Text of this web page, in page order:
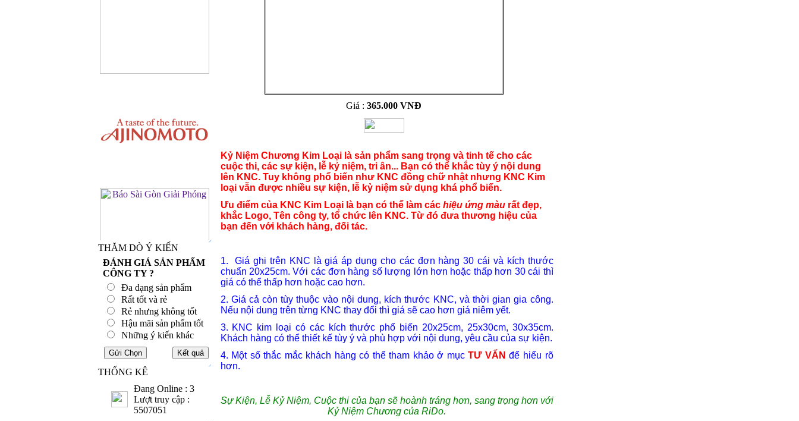
THĂM DÒ Ý KIẾN
ĐÁNH GIÁ SẢN PHẨM
CÔNG TY ?
Đa dạng sản phẩm
Rất tốt và rẻ
Rẻ nhưng không tốt
Hậu mãi sản phẩm tốt
Những ý kiến khác
THỐNG KÊ
Đang Online : 3
Lượt truy cập :
5507051
Giá : 365.000 VNĐ
Kỷ Niệm Chương Kim Loại là sản phẩm sang trọng và tinh tế cho các
cuộc thi, các sự kiện, lễ kỷ niệm, tri ân... Bạn có thể khắc tùy ý nội dung
lên KNC. Tuy không phổ biến như KNC đồng chữ nhật nhưng KNC Kim
loại vẫn được nhiều sự kiện, lễ kỷ niệm sử dụng khá phổ biến.
Ưu điểm của KNC Kim Loại là bạn có thể làm các hiệu ứng màurất đẹp,
khắc Logo, Tên công ty, tổ chức lên KNC. Từ đó đưa thương hiệu của
bạn đến với khách hàng, đối tác.
1. Giá ghi trên KNC là giá áp dụng cho các đơn hàng 30 cái và kích thước
chuẩn 20x25cm. Với các đơn hàng số lượng lớn hơn hoặc thấp hơn 30 cái thì
giá có thể thấp hơn hoặc cao hơn.
2. Giá cả còn tùy thuộc vào nội dung, kích thước KNC, và thời gian gia công.
Nếu nội dung trên từng KNC thay đổi thì giá sẽ cao hơn giá niêm yết.
3. KNC kim loại có các kích thước phổ biến 20x25cm, 25x30cm, 30x35cm.
Khách hàng có thể thiết kế tùy ý và phù hợp với nội dung, yêu cầu của sự kiện.
4. Một số thắc mắc khách hàng có thể tham khảo ở mụcTƯ VẤN để hiểu rõ
hơn.
Sự Kiện, Lễ Kỷ Niệm, Cuộc thi của bạn sẽ hoành tráng hơn, sang trọng hơn với
Kỷ Niệm Chương của RiDo.